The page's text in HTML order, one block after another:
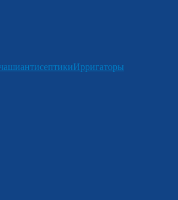
антисептикиИрригаторы